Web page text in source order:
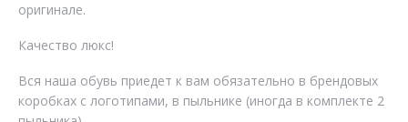
оригинале.
Качество люкс!
Вся наша обувь приедет к вам обязательно в брендовых
коробках с логотипами, в пыльнике (иногда в комплекте 2